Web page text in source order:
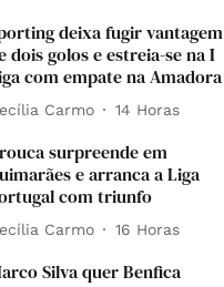
deixa fugir vantagem
dois golos e estreia-se na I
com empate na Amadora
Carmo 14 Horas
surpreende em
e arranca a Liga
com triunfo
Carmo 16 Horas
Silva quer Benfica